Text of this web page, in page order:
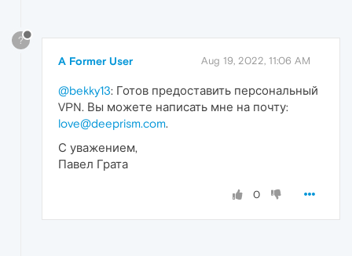
?
A Former User Aug 19, 2022, 11:06 AM
@bekky13: Готов предоставить персональный
VPN. Вы можете написать мне на почту:
love@deeprism.com.
С уважением,
Павел Грата
0